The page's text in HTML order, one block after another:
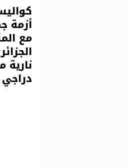
أزمة
مع
دراجي